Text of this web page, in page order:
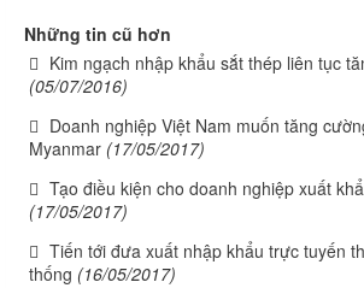
Những tin cũ hơn
Kim ngạch nhập khẩu sắt thép liên tục
(05/07/2016)
Doanh nghiệp Việt Nam muốn tăng
Myanmar (17/05/2017)
Tạo điều kiện cho doanh nghiệp xuất
(17/05/2017)
Tiến tới đưa xuất nhập khẩu trực tuyến
thống (16/05/2017)